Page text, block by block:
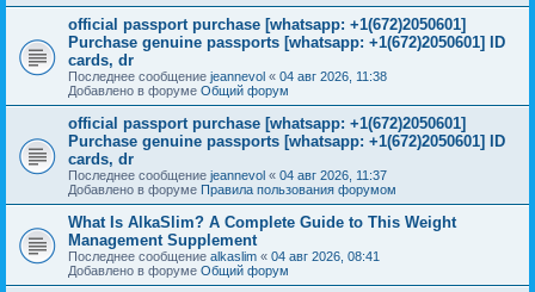
official passport purchase [whatsapp: +1(672)2050601]
Purchase genuine passports [whatsapp: +1(672)2050601] ID
cards, dr
Последнее сообщение jeannevol « 04 авг 2026, 11:38
Добавлено в форуме Общий форум
official passport purchase [whatsapp: +1(672)2050601]
Purchase genuine passports [whatsapp: +1(672)2050601] ID
cards, dr
Последнее сообщение jeannevol « 04 авг 2026, 11:37
Добавлено в форуме Правила пользования форумом
What Is AlkaSlim? A Complete Guide to This Weight
Management Supplement
Последнее сообщение alkaslim « 04 авг 2026, 08:41
Добавлено в форуме Общий форум